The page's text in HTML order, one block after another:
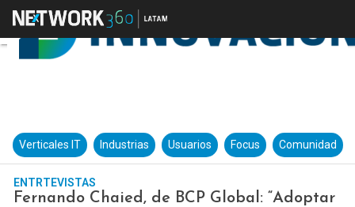
Verticales IT Industrias Usuarios Focus Comunidad
ENTRTEVISTAS
Fernando Chaied, de BCP Global: “Adoptar